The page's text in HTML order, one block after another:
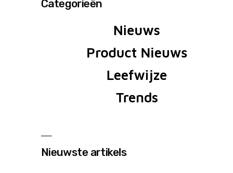
Categorieën
Nieuws
Product Nieuws
Leefwijze
Trends
Nieuwste artikels